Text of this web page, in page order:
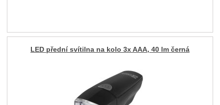
LED přední svítilna na kolo 3x AAA, 40 lm černá